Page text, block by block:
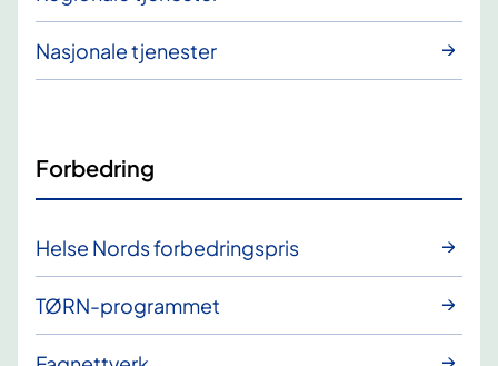
Nasjonale tjenester
Forbedring
Helse Nords forbedringspris
TØRN-programmet